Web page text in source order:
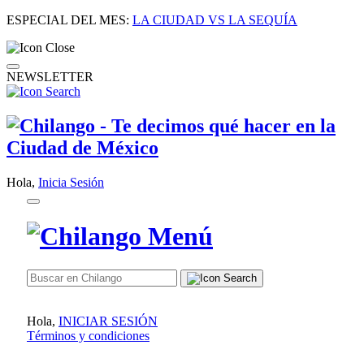
ESPECIAL DEL MES: LA CIUDAD VS LA SEQUÍA
NEWSLETTER
Hola, Inicia Sesión
Hola, INICIAR SESIÓN
Términos y condiciones